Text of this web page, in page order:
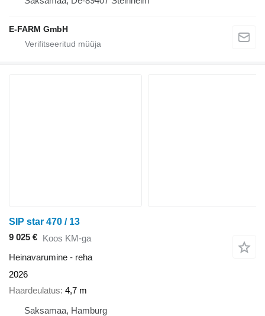
E-FARM GmbH
SIP star 470 / 13
9 025 € Koos KM-ga
Heinavarumine - reha
2026
Haardeulatus 4,7 m
Saksamaa, Hamburg